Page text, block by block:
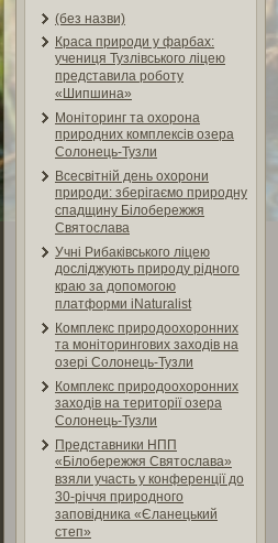
(без назви)
Краса природи у фарбах:
учениця Тузлівського ліцею
представила роботу
«Шипшина»
Моніторинг та охорона
природних комплексів озера
Солонець-Тузли
Всесвітній день охорони
природи: зберігаємо природну
спадщину Білобережжя
Святослава
Учні Рибаківського ліцею
досліджують природу рідного
краю за допомогою
платформи iNaturalist
Комплекс природоохоронних
та моніторингових заходів на
озері Солонець-Тузли
Комплекс природоохоронних
заходів на території озера
Солонець-Тузли
Представники НПП
«Білобережжя Святослава»
взяли участь у конференції до
30-річчя природного
заповідника «Єланецький
степ»